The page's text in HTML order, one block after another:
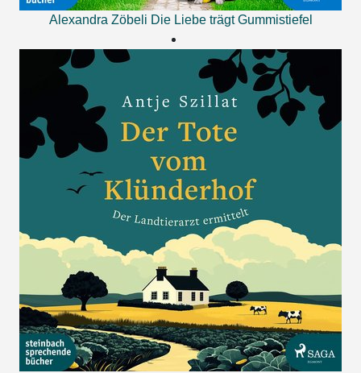
Alexandra Zöbeli Die Liebe trägt Gummistiefel